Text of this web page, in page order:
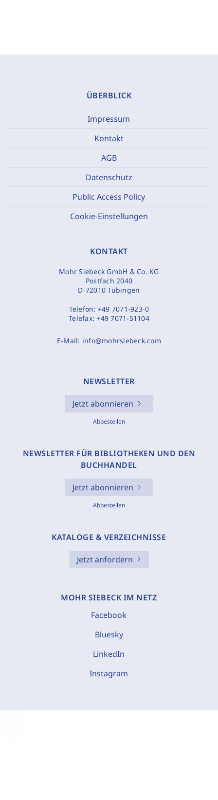
ÜBERBLICK
Impressum
Kontakt
AGB
Datenschutz
Public Access Policy
Cookie-Einstellungen
KONTAKT
Mohr Siebeck GmbH & Co. KG
Postfach 2040
D-72010 Tübingen
Telefon: +49 7071-923-0
Telefax:+49 7071-51104
E-Mail: info@mohrsiebeck.com
NEWSLETTER
Jetzt abonnieren
Abbestellen
NEWSLETTER FÜR BIBLIOTHEKEN UND DEN
BUCHHANDEL
Jetzt abonnieren
Abbestellen
KATALOGE & VERZEICHNISSE
Jetzt anfordern
MOHR SIEBECK IM NETZ
Facebook
Bluesky
LinkedIn
Instagram